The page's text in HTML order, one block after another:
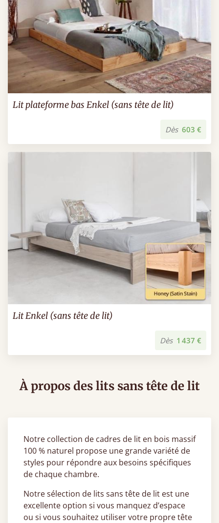
Lit plateforme bas Enkel (sans tête de lit)
Dès 603 €
Lit Enkel (sans tête de lit)
Dès 1 437 €
À propos des lits sans tête de lit
Notre collection de cadres de lit en bois massif
100 % naturel propose une grande variété de
styles pour répondre aux besoins spécifiques
de chaque chambre.
Notre sélection de lits sans tête de lit est une
excellente option si vous manquez d’espace
ou si vous souhaitez utiliser votre propre tête